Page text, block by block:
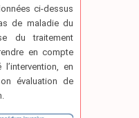
ci-dessus
de maladie du
du traitement
en compte
en
évaluation de